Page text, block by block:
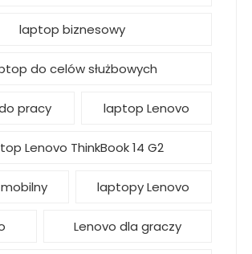
laptop biznesowy
do celów służbowych
pracy laptop Lenovo
Lenovo ThinkBook 14 G2
laptopy Lenovo
Lenovo dla graczy